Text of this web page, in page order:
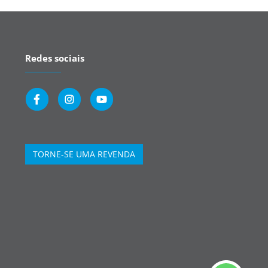
Redes sociais
TORNE-SE UMA REVENDA